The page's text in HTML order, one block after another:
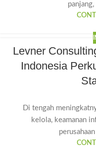
Levner
Indonesia
Di tengah
kelola, keamanan